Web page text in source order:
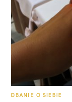
K
DBANIE O SIEBIE